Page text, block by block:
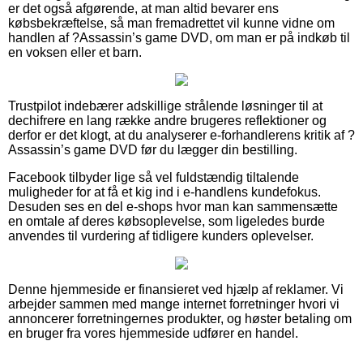
er det også afgørende, at man altid bevarer ens
købsbekræftelse, så man fremadrettet vil kunne vidne om
handlen af ?Assassin’s game DVD, om man er på indkøb til
en voksen eller et barn.
Trustpilot indebærer adskillige strålende løsninger til at
dechifrere en lang række andre brugeres reflektioner og
derfor er det klogt, at du analyserer e-forhandlerens kritik af ?
Assassin’s game DVD før du lægger din bestilling.
Facebook tilbyder lige så vel fuldstændig tiltalende
muligheder for at få et kig ind i e-handlens kundefokus.
Desuden ses en del e-shops hvor man kan sammensætte
en omtale af deres købsoplevelse, som ligeledes burde
anvendes til vurdering af tidligere kunders oplevelser.
Denne hjemmeside er finansieret ved hjælp af reklamer. Vi
arbejder sammen med mange internet forretninger hvori vi
annoncerer forretningernes produkter, og høster betaling om
en bruger fra vores hjemmeside udfører en handel.